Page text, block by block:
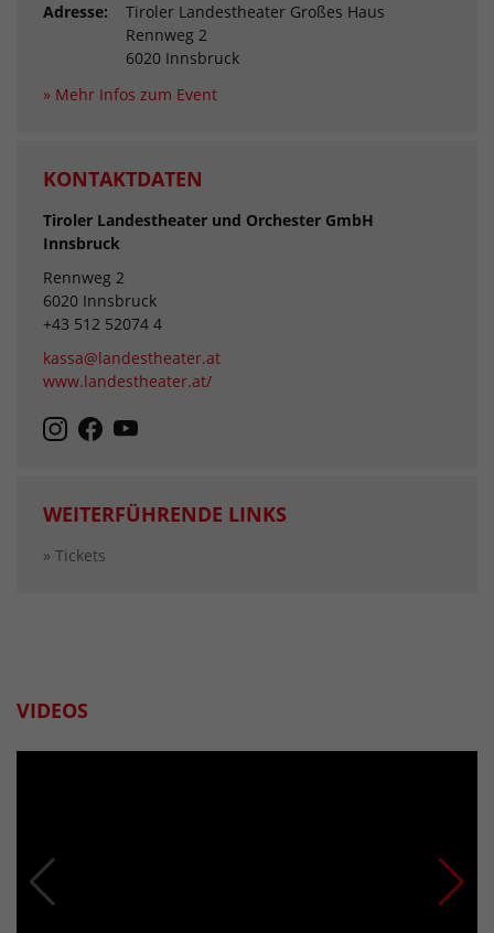
Adresse:
Tiroler Landestheater Großes Haus
Rennweg 2
6020 Innsbruck
» Mehr Infos zum Event
KONTAKTDATEN
Tiroler Landestheater und Orchester GmbH
Innsbruck
Rennweg 2
6020 Innsbruck
+43 512 52074 4
kassa@landestheater.at
www.landestheater.at/
WEITERFÜHRENDE LINKS
» Tickets
VIDEOS